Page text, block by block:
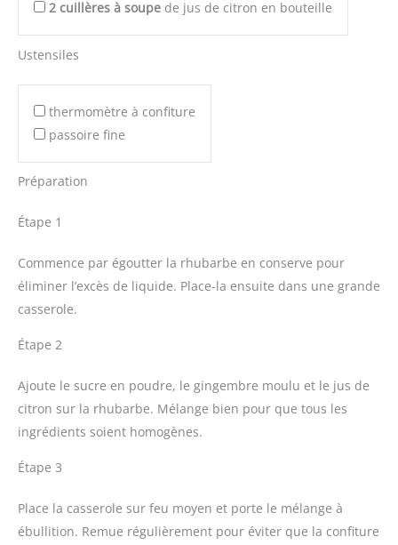
2 cuillères à soupe de jus de citron en bouteille
Ustensiles
thermomètre à confiture
passoire fine
Préparation
Étape 1
Commence par égoutter la rhubarbe en conserve pour
éliminer l’excès de liquide. Place-la ensuite dans une grande
casserole.
Étape 2
Ajoute le sucre en poudre, le gingembre moulu et le jus de
citron sur la rhubarbe. Mélange bien pour que tous les
ingrédients soient homogènes.
Étape 3
Place la casserole sur feu moyen et porte le mélange à
ébullition. Remue régulièrement pour éviter que la confiture